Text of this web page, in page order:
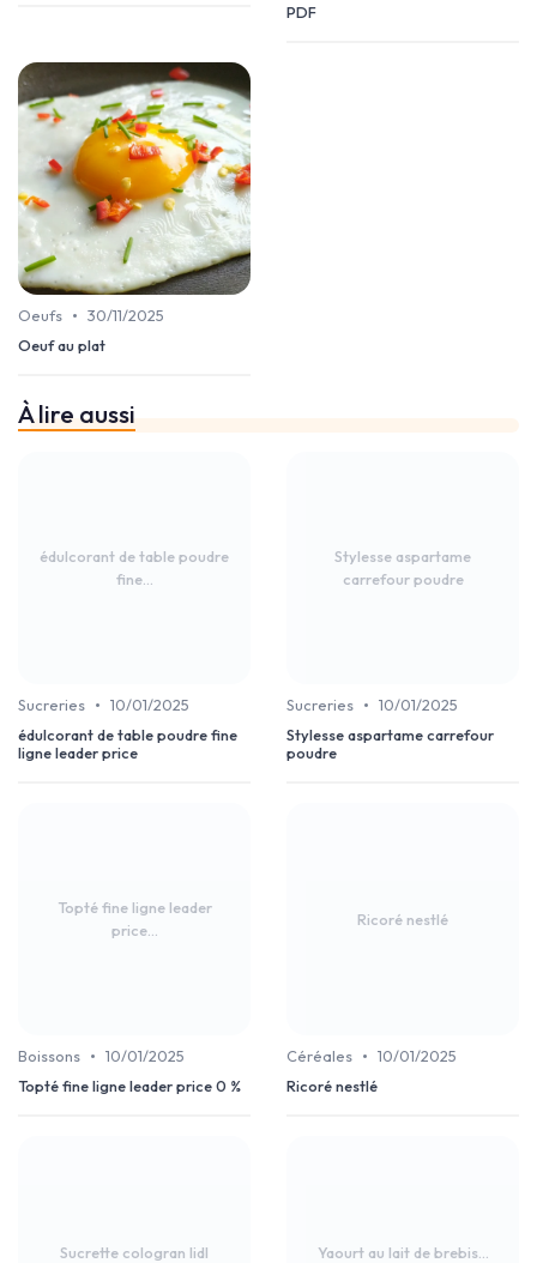
PDF
Oeufs • 30/11/2025
Oeuf au plat
À lire aussi
édulcorant de table poudre
fine...
Sucreries • 10/01/2025
édulcorant de table poudre fine
ligne leader price
Stylesse aspartame
carrefour poudre
Sucreries • 10/01/2025
Stylesse aspartame carrefour
poudre
Topté fine ligne leader
price...
Boissons • 10/01/2025
Topté fine ligne leader price 0 %
Ricoré nestlé
Céréales • 10/01/2025
Ricoré nestlé
Sucrette cologran lidl Yaourt au lait de brebis...